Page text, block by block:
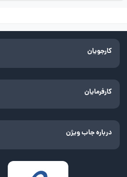
کارجویان
کارفرمایان
درباره جاب ویژن